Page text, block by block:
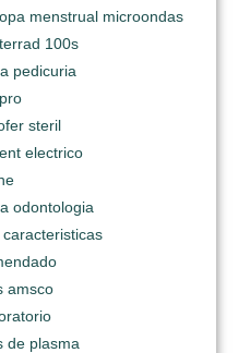
menstrual microondas
100s
pedicuria
steril
electrico
odontologia
amsco
de plasma